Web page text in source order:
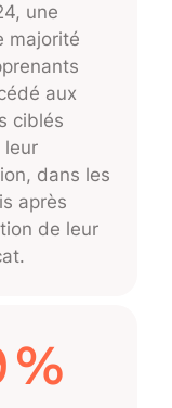
une
majorité
aux
ciblés
leur
dans les
après
de leur
%